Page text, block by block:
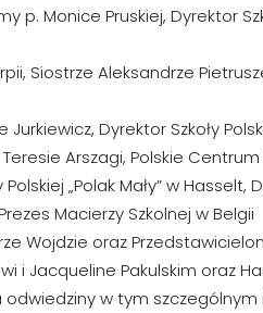
p. Monice Pruskiej, Dyrektor
Siostrze Aleksandrze
Jurkiewicz, Dyrektor Szkoły
Arszagi, Polskie
Polskiej „Polak Mały” w
Macierzy Szkolnej w Belgii
Wojdzie oraz
i Jacqueline Pakulskim oraz
odwiedziny w tym